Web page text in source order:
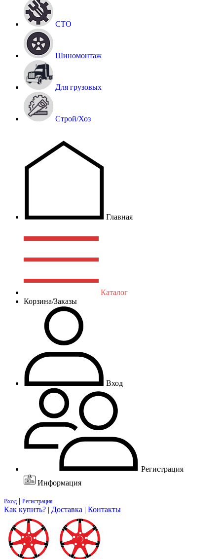
СТО
Шиномонтаж
Для грузовых
Строй/Хоз
Главная
Каталог
Корзина/Заказы
Вход
Регистрация
Информация
Вход | Регистрация
Как купить? | Доставка | Контакты